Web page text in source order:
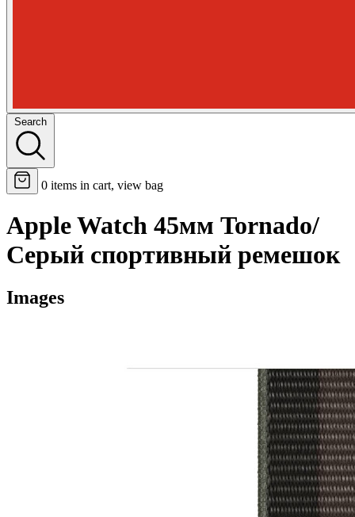
Search
0 items in cart, view bag
Apple Watch 45мм Tornado/
Серый спортивный ремешок
Images